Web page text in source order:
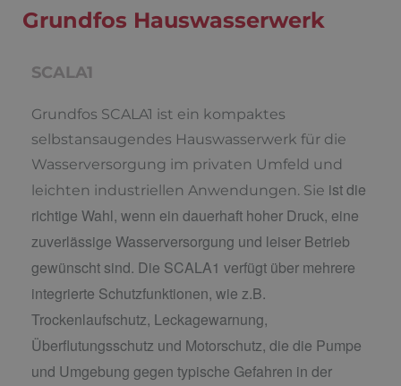
Grundfos Hauswasserwerk
SCALA1
Grundfos SCALA1 ist ein kompaktes
selbstansaugendes Hauswasserwerk für die
Wasserversorgung im privaten Umfeld und
leichten industriellen Anwendungen. Sie ist die
richtige Wahl, wenn ein dauerhaft hoher Druck, eine
zuverlässige Wasserversorgung und leiser Betrieb
gewünscht sind. Die SCALA1 verfügt über mehrere
integrierte Schutzfunktionen, wie z.B.
Trockenlaufschutz, Leckagewarnung,
Überflutungsschutz und Motorschutz, die die Pumpe
und Umgebung gegen typische Gefahren in der